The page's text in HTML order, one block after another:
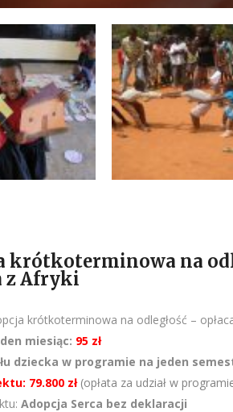
krótkoterminowa na
z Afryki
krótkoterminowa na odległość –
miesiąc: 95 zł
dziecka w programie na jeden
79.800 zł (opłata za udział w
Adopcja Serca bez deklaracji